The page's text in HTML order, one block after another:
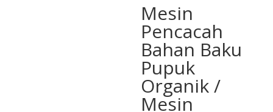
Mesin
Pencacah
Bahan Baku
Pupuk
Organik /
Mesin